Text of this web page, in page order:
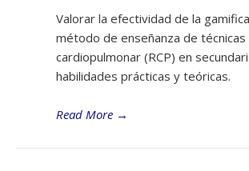
Valorar la efectividad de la
método de enseñanza de técnicas
cardiopulmonar (RCP) en
habilidades prácticas y teóricas.
Read More →